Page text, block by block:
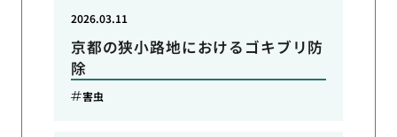
京都の狭小路地におけるゴキブリ防
除
2026.03.11
害虫